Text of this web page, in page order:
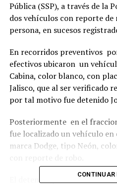
Pública (SSP), a través de la
dos vehículos con reporte
persona, en sucesos
En recorridos preventivos
efectivos ubicaron un
Cabina, color blanco, con
Jalisco, que al ser verificado
por tal motivo fue detenido
Posteriormente en el
fue localizado un vehículo en
marca Dodge, tipo Neón,
El detenido y los vehículos
CONTINUAR